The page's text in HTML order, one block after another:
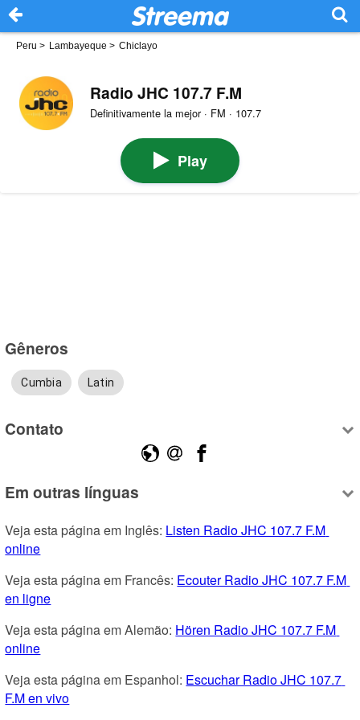
Peru > Lambayeque > Chiclayo
Radio JHC 107.7 F.M
Definitivamente la mejor · FM · 107.7
Play
Gêneros
Cumbia Latin
Contato
Em outras línguas
Veja esta página em Inglês: Listen Radio JHC 107.7 F.M
online
Veja esta página em Francês: Ecouter Radio JHC 107.7 F.M
en ligne
Veja esta página em Alemão: Hören Radio JHC 107.7 F.M
online
Veja esta página em Espanhol: Escuchar Radio JHC 107.7
F.M en vivo